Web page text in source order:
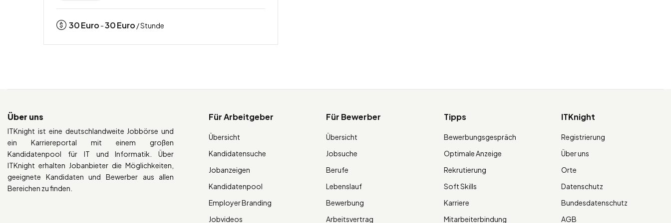
30Euro -30Euro / Stunde
Über uns
ITKnight ist eine deutschlandweite Jobbörse und
ein Karriereportal mit einem großen
Kandidatenpool für IT und Informatik. Über
ITKnight erhalten Jobanbieter die Möglichkeiten,
geeignete Kandidaten und Bewerber aus allen
Bereichen zu finden.
Für Arbeitgeber
Übersicht
Kandidatensuche
Jobanzeigen
Kandidatenpool
Employer Branding
Jobvideos
Für Bewerber
Übersicht
Jobsuche
Berufe
Lebenslauf
Bewerbung
Arbeitsvertrag
Tipps
Bewerbungsgespräch
Optimale Anzeige
Rekrutierung
Soft Skills
Karriere
Mitarbeiterbindung
ITKnight
Registrierung
Über uns
Orte
Datenschutz
Bundesdatenschutz
AGB